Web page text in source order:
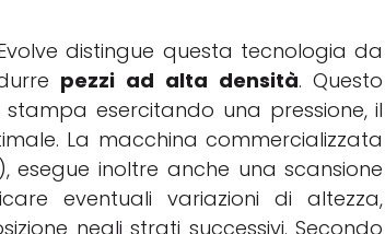
distingue questa tecnologia da
pezzi ad alta densità. Questo
esercitando una pressione, il
La macchina commercializzata
esegue inoltre anche una scansione
eventuali variazioni di altezza,
negli strati successivi. Secondo